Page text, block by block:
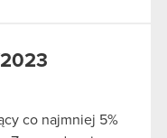
co najmniej 5%